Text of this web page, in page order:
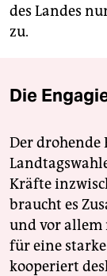
des Landes
zu.
Die
Der drohende
Kräfte
braucht es
und vor allem
für eine
kooperiert